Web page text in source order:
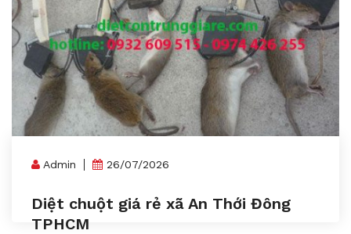
Admin 26/07/2026
Diệt chuột giá rẻ xã An Thới Đông
TPHCM